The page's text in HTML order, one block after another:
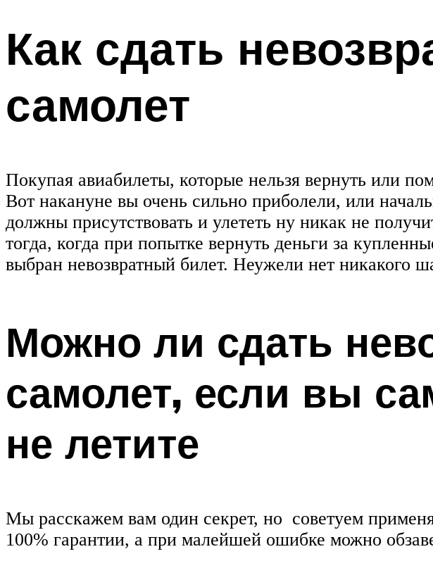
Как сдать
самолет
Покупая авиабилеты, которые нельзя вернуть или
Вот накануне вы очень сильно приболели, или
должны присутствовать и улететь ну никак не
тогда, когда при попытке вернуть деньги за
выбран невозвратный билет. Неужели нет никакого
Можно ли сдать
самолет, если вы
не летите
Мы расскажем вам один секрет, но советуем
100% гарантии, а при малейшей ошибке можно